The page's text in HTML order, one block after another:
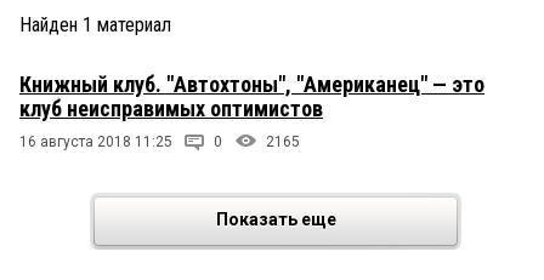
ПРОИСШЕСТВИЯ
СТИЛЬ ЖИЗНИ
Найден 1 материал
Книжный клуб. "Автохтоны", "Американец" — это
клуб неисправимых оптимистов
16 августа 2018 11:25 0 2165
Показать еще